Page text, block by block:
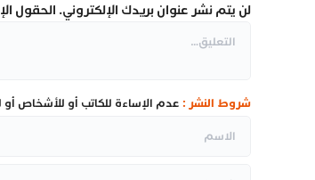
لن يتم نشر عنوان بريدك الإلكتروني. الحقول
شروط النشر : عدم الإساءة للكاتب أو للأشخاص أو